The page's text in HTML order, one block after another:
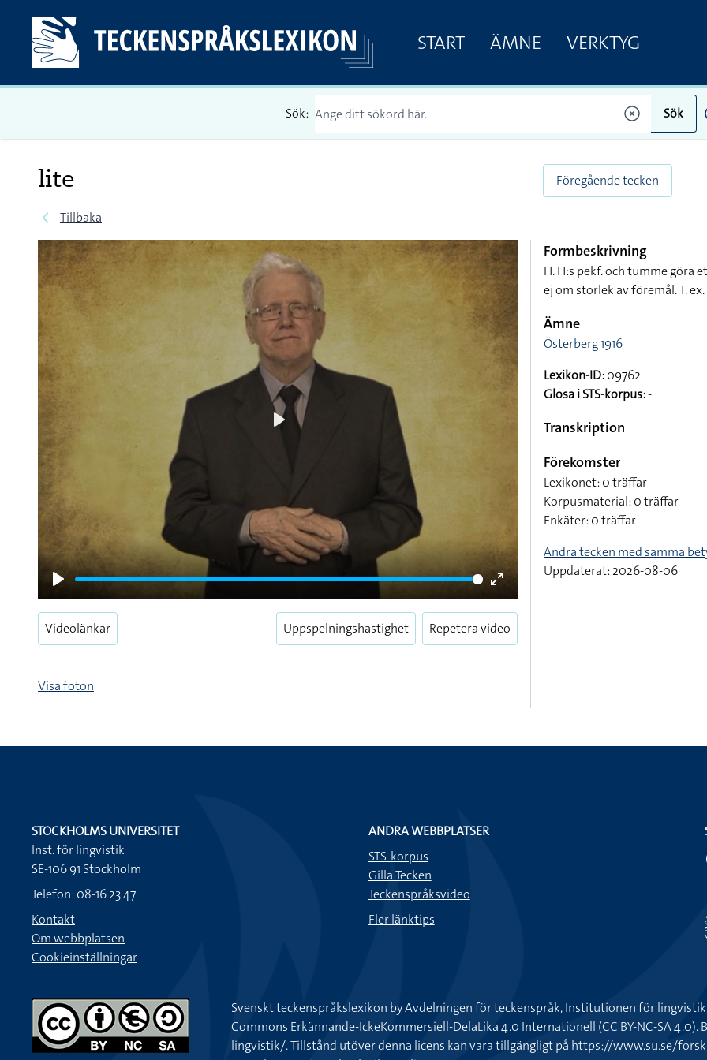
START ÄMNE VERKTYG
Sök: Sök
lite
Tillbaka
Föregående tecken
Play
Enter
fullscreen
Videolänkar Uppspelningshastighet Repetera video
Visa foton
Formbeskrivning
H. H:s pekf. och tumme göra
ej om storlek av föremål. T.
Ämne
Österberg 1916
Lexikon-ID:09762
Glosa i STS-korpus:-
Transkription
Förekomster
Lexikonet: 0 träffar
Korpusmaterial: 0 träffar
Enkäter: 0 träffar
Andra tecken med samma
Uppdaterat: 2026-08-06
STOCKHOLMS UNIVERSITET
Inst. för lingvistik
SE-106 91 Stockholm
Telefon: 08-16 23 47
Kontakt
Om webbplatsen
Cookieinställningar
ANDRA WEBBPLATSER
STS-korpus
Gilla Tecken
Teckenspråksvideo
Fler länktips
Svenskt teckenspråkslexikon byAvdelningen för teckenspråk, Institutionen för
Commons Erkännande-IckeKommersiell-DelaLika 4.0 Internationell (CC BY-NC-SA 4.0).
lingvistik/. Tillstånd utöver denna licens kan vara tillgängligt på https://www.su.se/